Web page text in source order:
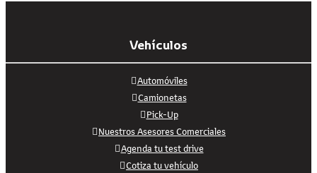
Vehículos
Automóviles
Camionetas
Pick-Up
Nuestros Asesores Comerciales
Agenda tu test drive
Cotiza tu vehículo